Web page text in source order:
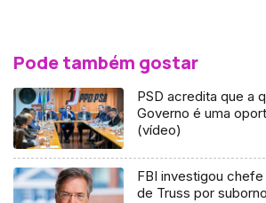
Pode também gostar
PSD acredita que a
Governo é uma
(vídeo)
FBI investigou
de Truss por